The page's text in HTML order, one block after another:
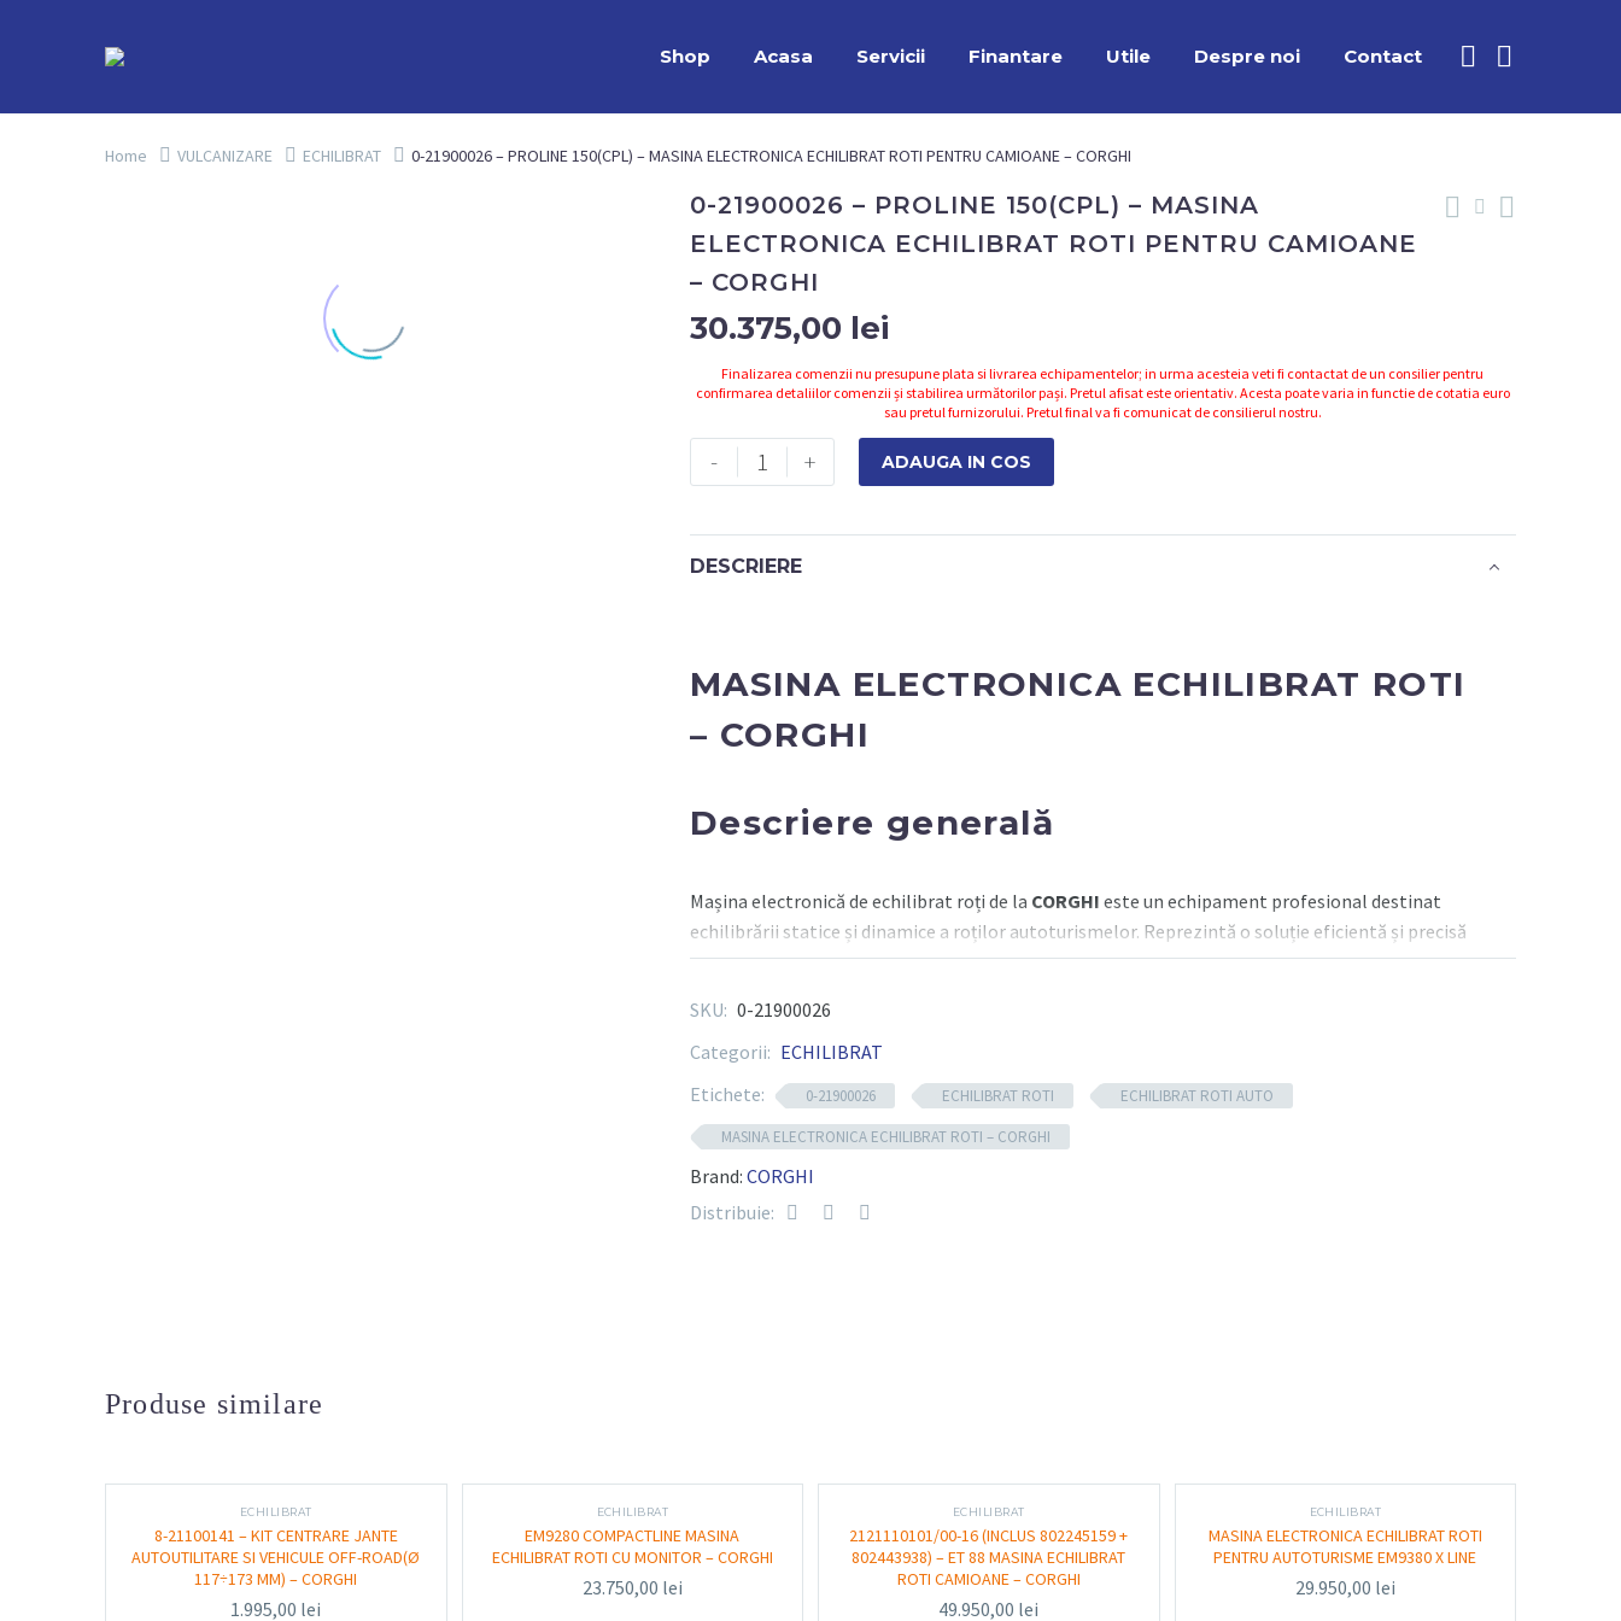
Shop Acasa Servicii Finantare Utile Despre noi Contact
Home VULCANIZARE ECHILIBRAT 0-21900026 – PROLINE 150(CPL) – MASINA ELECTRONICA ECHILIBRAT ROTI PENTRU CAMIOANE – CORGHI
0-21900026 – PROLINE 150(CPL) – MASINA
ELECTRONICA ECHILIBRAT ROTI PENTRU CAMIOANE
– CORGHI
30.375,00 lei
Finalizarea comenzii nu presupune plata si livrarea echipamentelor; in urma acesteia veti fi contactat de un consilier pentru
confirmarea detaliilor comenzii și stabilirea următorilor pași. Pretul afisat este orientativ. Acesta poate varia in functie de cotatia euro
sau pretul furnizorului. Pretul final va fi comunicat de consilierul nostru.
-
Cantitate
0-
PROLINE
ELECTRONICA
ECHILIBRAT
CAMIOANE
+ ADAUGA IN COS
DESCRIERE
MASINA ELECTRONICA ECHILIBRAT ROTI
– CORGHI
Descriere generală
Mașina electronică de echilibrat roți de la CORGHI este un echipament profesional destinat
echilibrării statice și dinamice a roților autoturismelor. Reprezintă o soluție eficientă și precisă
pentru atelierele care doresc performanță și fiabilitate într-un format compact și ușor de
Componente tehnice
Tip echipament: mașină electronică de echilibrat roți
Utilizare: autoturisme, autoutilitare ușoare
Viteză de rotație: aproximativ 100 rpm
Sistem de introducere a datelor: manual sau automat (în funcție de versiune)
Frânare automată și poziționare la contragreutate
SKU: 0-21900026
Categorii: ECHILIBRAT
Etichete:
0-21900026 ECHILIBRAT ROTI
ECHILIBRAT ROTI AUTO
MASINA ELECTRONICA ECHILIBRAT ROTI – CORGHI
Brand: CORGHI
Distribuie:
Produse similare
ECHILIBRAT
8-21100141 – KIT CENTRARE JANTE
AUTOUTILITARE SI VEHICULE OFF-ROAD(Ø
117÷173 MM) – CORGHI
1.995,00 lei
ECHILIBRAT
EM9280 COMPACTLINE MASINA
ECHILIBRAT ROTI CU MONITOR – CORGHI
23.750,00 lei
ECHILIBRAT
2121110101/00-16 (INCLUS 802245159 +
802443938) – ET 88 MASINA ECHILIBRAT
ROTI CAMIOANE – CORGHI
49.950,00 lei
ECHILIBRAT
MASINA ELECTRONICA ECHILIBRAT ROTI
PENTRU AUTOTURISME EM9380 X LINE
29.950,00 lei